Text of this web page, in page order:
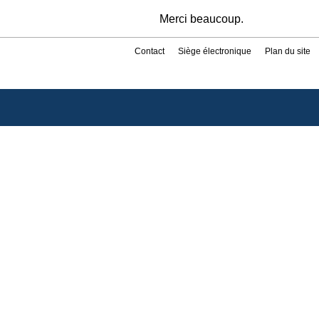
Merci beaucoup.
Contact Siège électronique Plan du site